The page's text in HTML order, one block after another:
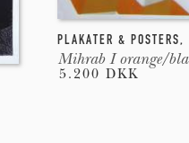
PLAKATER & POSTERS,
Mihrab I orange/
5.200 DKK